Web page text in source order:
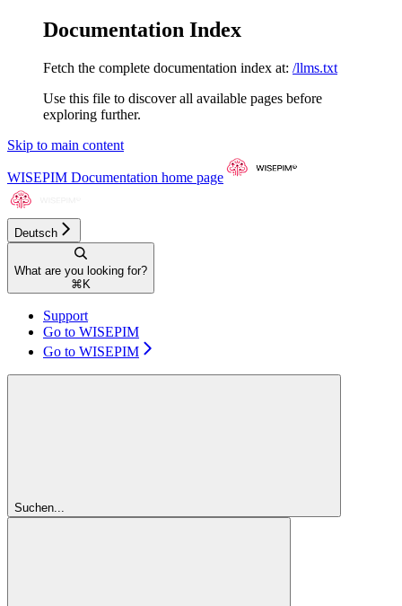
Documentation Index
Fetch the complete documentation index at: /llms.txt
Use this file to discover all available pages before
exploring further.
Skip to main content
WISEPIM Documentation home page
Deutsch
What are you looking for?
⌘ K
Support
Go to WISEPIM
Go to WISEPIM
Suchen...